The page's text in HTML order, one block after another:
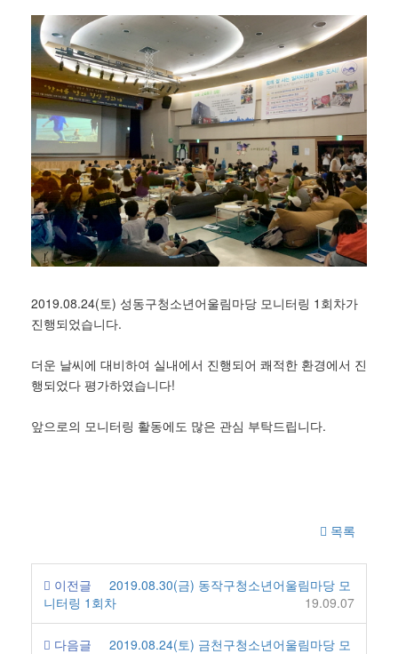
2019.08.24(토) 성동구청소년어울림마당 모니터링 1회차가
진행되었습니다.
더운 날씨에 대비하여 실내에서 진행되어 쾌적한 환경에서 진
행되었다 평가하였습니다!
앞으로의 모니터링 활동에도 많은 관심 부탁드립니다.
목록
이전글
2019.08.30(금) 동작구청소년어울림마당 모
니터링 1회차
19.09.07
다음글
2019.08.24(토) 금천구청소년어울림마당 모